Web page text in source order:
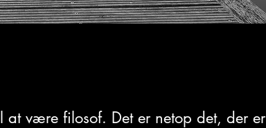
være filosof. Det er netop det, der er